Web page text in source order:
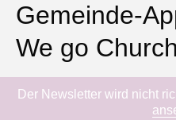
Gemeinde-
We go
Der Newsletter wird nicht